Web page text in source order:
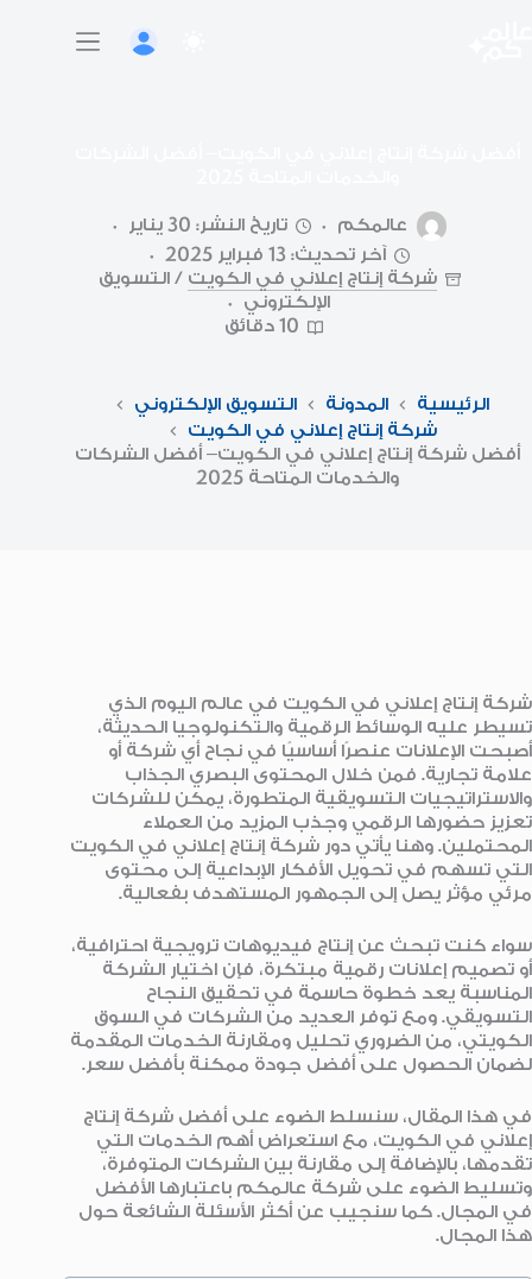
عالمكم
تاريخ النشر: 30 يناير
آخر تحديث: 13 فبراير 2025
شركة إنتاج إعلاني في الكويت /التسويق
الإلكتروني
10 دقائق
الرئيسية المدونة
التسويق الإلكتروني
شركة إنتاج إعلاني في الكويت
أفضل شركة إنتاج إعلاني في الكويت– أفضل الشركات
والخدمات المتاحة 2025
شركة إنتاج إعلاني في الكويت في عالم اليوم الذي
تسيطر عليه الوسائط الرقمية والتكنولوجيا الحديثة،
أصبحت الإعلانات عنصرًا أساسيًا في نجاح أي شركة أو
علامة تجارية. فمن خلال المحتوى البصري الجذاب
والاستراتيجيات التسويقية المتطورة، يمكن للشركات
تعزيز حضورها الرقمي وجذب المزيد من العملاء
المحتملين. وهنا يأتي دور شركة إنتاج إعلاني في الكويت
التي تسهم في تحويل الأفكار الإبداعية إلى محتوى
مرئي مؤثر يصل إلى الجمهور المستهدف بفعالية.
سواء كنت تبحث عن إنتاج فيديوهات ترويجية احترافية،
أو تصميم إعلانات رقمية مبتكرة، فإن اختيار الشركة
المناسبة يعد خطوة حاسمة في تحقيق النجاح
التسويقي. ومع توفر العديد من الشركات في السوق
الكويتي، من الضروري تحليل ومقارنة الخدمات المقدمة
لضمان الحصول على أفضل جودة ممكنة بأفضل سعر.
في هذا المقال، سنسلط الضوء على أفضل شركة إنتاج
إعلاني في الكويت، مع استعراض أهم الخدمات التي
تقدمها، بالإضافة إلى مقارنة بين الشركات المتوفرة،
وتسليط الضوء على شركة عالمكم باعتبارها الأفضل
في المجال. كما سنجيب عن أكثر الأسئلة الشائعة حول
هذا المجال.